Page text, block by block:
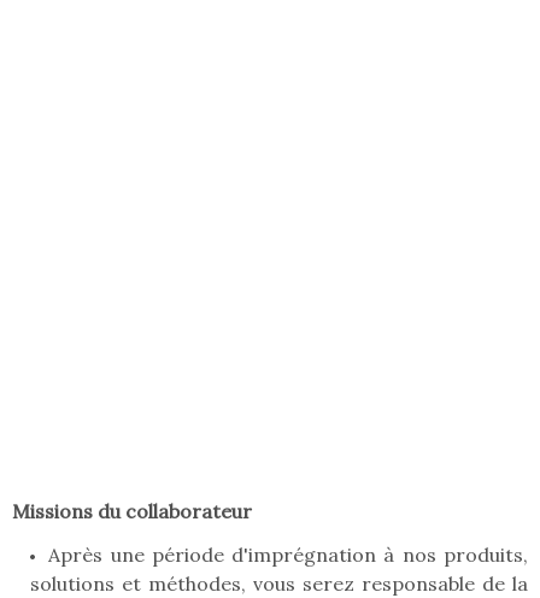
Missions du collaborateur
Après une période d'imprégnation à nos produits,
solutions et méthodes, vous serez responsable de la